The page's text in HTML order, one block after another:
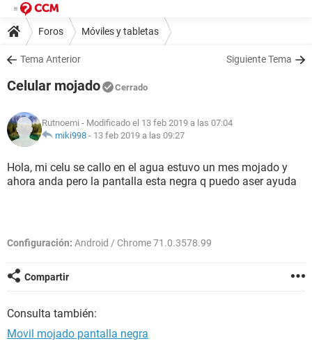
Foros Móviles y tabletas
Tema Anterior Siguiente Tema
Celular mojado Cerrado
Rutnoemi - Modificado el 13 feb 2019 a las 07:04
miki998 - 13 feb 2019 a las 09:27
Hola, mi celu se callo en el agua estuvo un mes mojado y
ahora anda pero la pantalla esta negra q puedo aser ayuda
Configuración: Android / Chrome 71.0.3578.99
Compartir
Consulta también:
Movil mojado pantalla negra